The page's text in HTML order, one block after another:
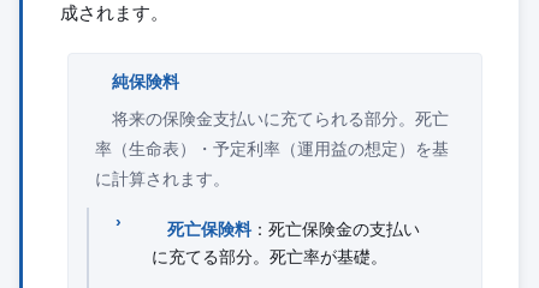
成されます。
純保険料
将来の保険金支払いに充てられる部分。死亡
率（生命表）・予定利率（運用益の想定）を基
に計算されます。
死亡保険料：死亡保険金の支払い
に充てる部分。死亡率が基礎。